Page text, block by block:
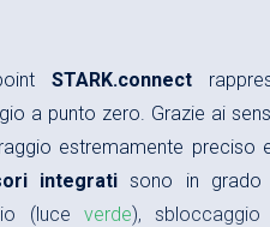
STARK.connect
a punto zero. Grazie ai
estremamente preciso
integratisono in
(luce verde), sbloccaggio